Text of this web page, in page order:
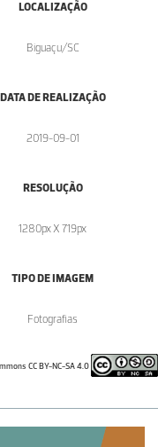
LOCALIZAÇÃO
Biguaçu/SC
DATA DE REALIZAÇÃO
2019-09-01
RESOLUÇÃO
1280px X 719px
TIPO DE IMAGEM
Fotografias
CC BY-NC-SA 4.0